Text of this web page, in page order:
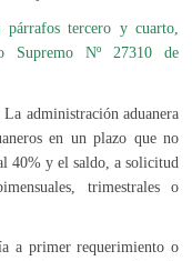
tercero y cuarto,
Supremo Nº 27310 de
La administración aduanera
en un plazo que no
40% y el saldo, a solicitud
trimestrales o
a primer requerimiento o